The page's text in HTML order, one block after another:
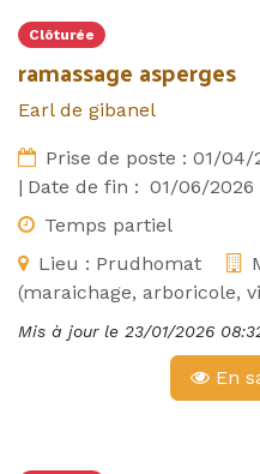
Clôturée
ramassage asperges
Earl de gibanel
Prise de poste : 01/04/
| Date de fin : 01/06/2026
Temps partiel
Lieu : Prudhomat
(maraichage, arboricole,
Mis à jour le 23/01/2026
En